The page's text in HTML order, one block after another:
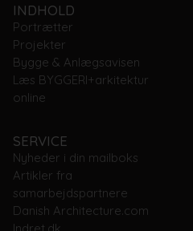
INDHOLD
Portrætter
Projekter
Bygge & Anlægsavisen
Læs BYGGERI+arkitektur
online
SERVICE
Nyheder i din mailboks
Artikler fra
samarbejdspartnere
Danish Architecture.com
Indret.dk